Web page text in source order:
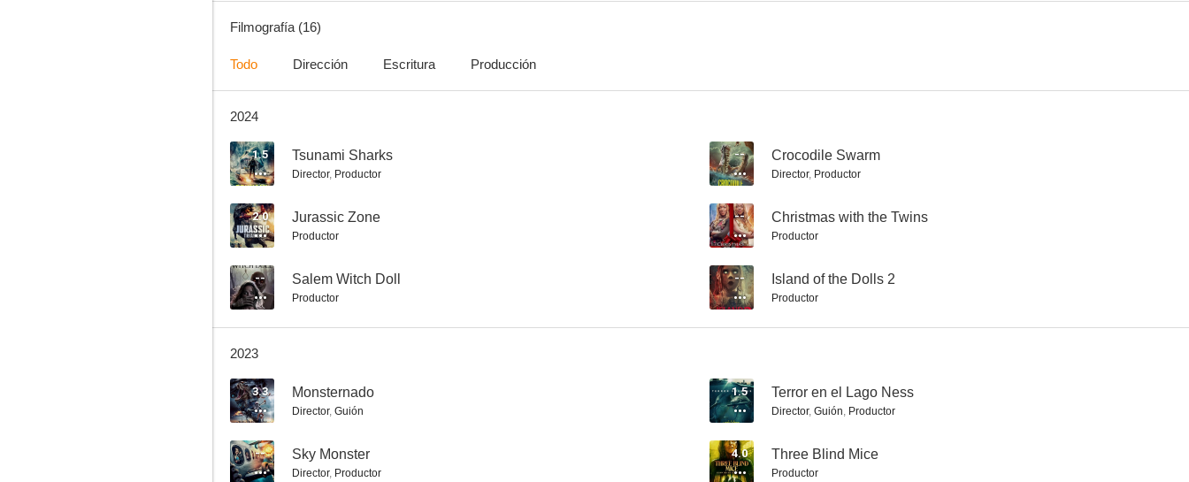
Mary Had a Little Lamb
Filmografía (16)
Todo Dirección Escritura Producción
2024
1.5 Tsunami Sharks
Director, Productor
-- Crocodile Swarm
Director, Productor
2.0 Jurassic Zone
Productor
-- Christmas with the Twins
Productor
-- Salem Witch Doll
Productor
-- Island of the Dolls 2
Productor
2023
3.3 Monsternado
Director, Guión
1.5 Terror en el Lago Ness
Director, Guión, Productor
-- Sky Monster
Director, Productor
4.0 Three Blind Mice
Productor